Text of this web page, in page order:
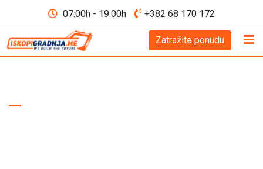
07:00h - 19:00h +382 68 170 172
Zatražite ponudu